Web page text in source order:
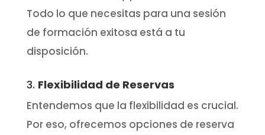
Todo lo que necesitas para una sesión
de formación exitosa está a tu
disposición.
3. Flexibilidad de Reservas
Entendemos que la flexibilidad es crucial.
Por eso, ofrecemos opciones de reserva